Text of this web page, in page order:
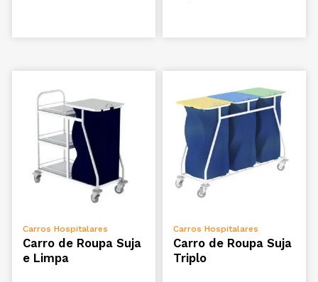
VER OPÇÕES
Carros Hospitalares
Carro de Roupa Suja
e Limpa
VER OPÇÕES
Carros Hospitalares
Carro de Roupa Suja
Triplo